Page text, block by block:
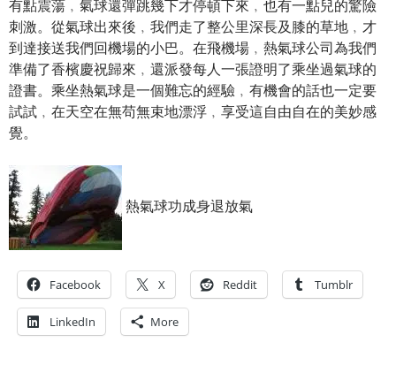
有點震蕩﹐氣球還彈跳幾下才停頓下來﹐也有一點兒的驚險
刺激。從氣球出來後﹐我們走了整公里深長及膝的草地﹐才
到達接送我們回機場的小巴。在飛機場﹐熱氣球公司為我們
準備了香檳慶祝歸來﹐還派發每人一張證明了乘坐過氣球的
證書。乘坐熱氣球是一個難忘的經驗﹐有機會的話也一定要
試試﹐在天空在無苟無束地漂浮﹐享受這自由自在的美妙感
覺。
熱氣球功成身退放氣
Facebook X Reddit Tumblr
LinkedIn More